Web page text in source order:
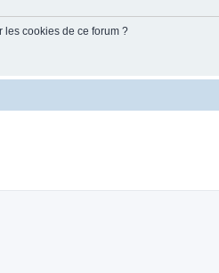
les cookies de ce forum ?